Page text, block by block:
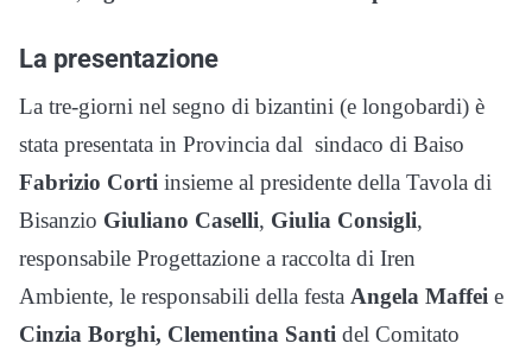
La presentazione
La tre-giorni nel segno di bizantini (e longobardi) è
stata presentata in Provincia dal sindaco di Baiso
Fabrizio Corti insieme al presidente della Tavola di
Bisanzio Giuliano Caselli, Giulia Consigli,
responsabile Progettazione a raccolta di Iren
Ambiente, le responsabili della festa Angela Maffei e
Cinzia Borghi, Clementina Santi del Comitato